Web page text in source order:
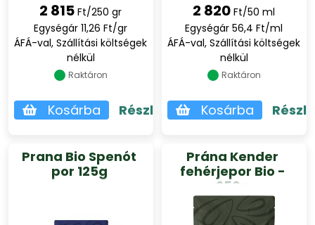
2 815 Ft/250 gr
Egységár 11,26 Ft/gr
ÁFÁ-val, Szállítási költségek
nélkül
Raktáron
Kosárba Részletek
2 820 Ft/50 ml
Egységár 56,4 Ft/ml
ÁFÁ-val, Szállítási költségek
nélkül
Raktáron
Kosárba
Prana Bio Spenót
por 125g
Prána Kender
fehérjepor Bio -
250g